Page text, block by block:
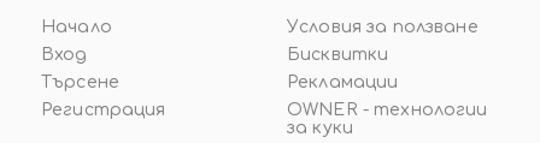
Начало
Вход
Търсене
Регистрация
Условия за ползване
Бисквитки
Рекламации
OWNER - технологии
за куки